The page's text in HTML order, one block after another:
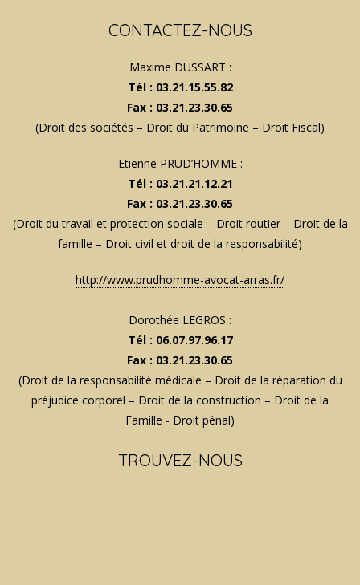
CONTACTEZ-NOUS
Maxime DUSSART :
Tél : 03.21.15.55.82
Fax : 03.21.23.30.65
(Droit des sociétés – Droit du Patrimoine – Droit Fiscal)
Etienne PRUD’HOMME :
Tél : 03.21.21.12.21
Fax : 03.21.23.30.65
(Droit du travail et protection sociale – Droit routier – Droit de la
famille – Droit civil et droit de la responsabilité)
http://www.prudhomme-avocat-arras.fr/
Dorothée LEGROS :
Tél : 06.07.97.96.17
Fax : 03.21.23.30.65
(Droit de la responsabilité médicale – Droit de la réparation du
préjudice corporel – Droit de la construction – Droit de la
Famille - Droit pénal)
TROUVEZ-NOUS